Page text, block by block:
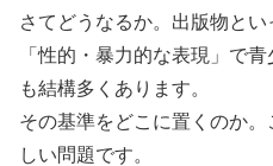
さてどうなるか。出版物と
「性的・暴力的な表現」で
も結構多くあります。
その基準をどこに置くのか
しい問題です。